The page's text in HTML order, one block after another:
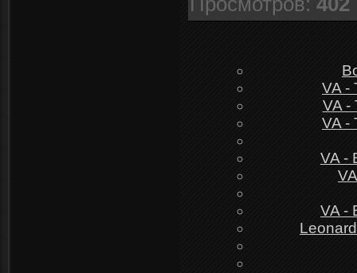
VA -
VA -
VA -
VA -
VA -